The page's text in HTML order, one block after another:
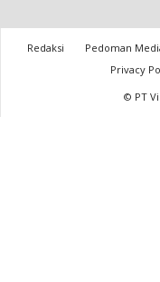
Redaksi Pedoman
Privacy
© PT